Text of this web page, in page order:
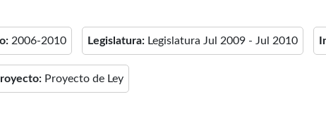
2006-2010 Legislatura: Legislatura Jul 2009 - Jul 2010
Proyecto de Ley